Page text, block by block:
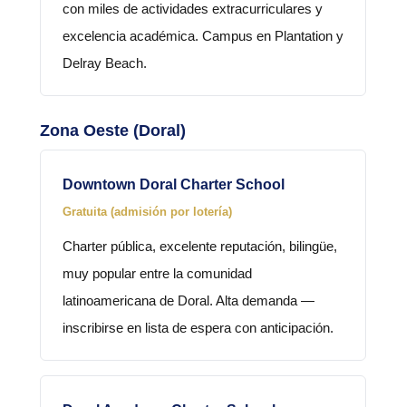
con miles de actividades extracurriculares y
excelencia académica. Campus en Plantation y
Delray Beach.
Zona Oeste (Doral)
Downtown Doral Charter School
Gratuita (admisión por lotería)
Charter pública, excelente reputación, bilingüe,
muy popular entre la comunidad
latinoamericana de Doral. Alta demanda —
inscribirse en lista de espera con anticipación.